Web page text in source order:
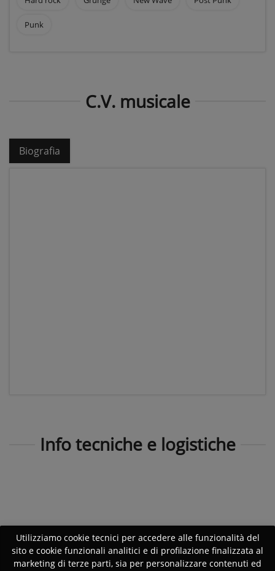
Punk
C.V. musicale
Biografia
Info tecniche e logistiche
Utilizziamo cookie tecnici per accedere alle funzionalità del
sito e cookie funzionali analitici e di profilazione finalizzata al
marketing di terze parti, sia per personalizzare contenuti ed